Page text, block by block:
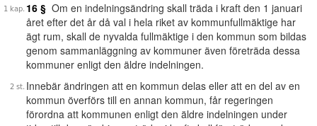
16 § Om en indelningsändring skall träda i kraft den 1 januari
året efter det år då val i hela riket av kommunfullmäktige har
ägt rum, skall de nyvalda fullmäktige i den kommun som bildas
genom sammanläggning av kommuner även företräda dessa
kommuner enligt den äldre indelningen.
Innebär ändringen att en kommun delas eller att en del av en
kommun överförs till en annan kommun, får regeringen
förordna att kommunen enligt den äldre indelningen under